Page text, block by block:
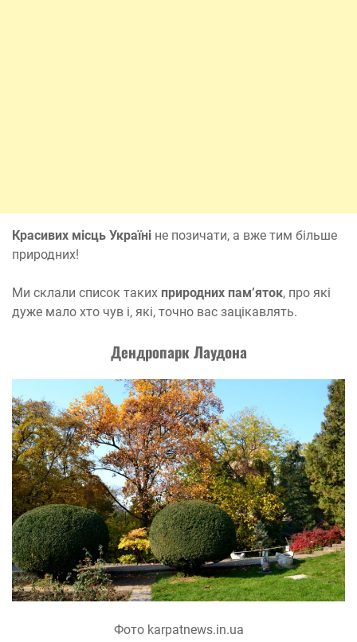
Красивих місць Україні не позичати, а вже тим більше
природних!
Ми склали список таких природних пам’яток, про які
дуже мало хто чув і, які, точно вас зацікавлять.
Дендропарк Лаудона
Фото karpatnews.in.ua